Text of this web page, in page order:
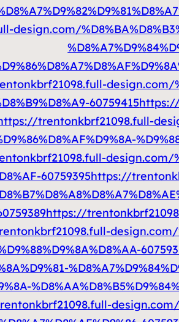
design.com/
60759415https://
trentonkbrf21098.full-
design.com/
60759395https://
https://
design.com/
design.com/